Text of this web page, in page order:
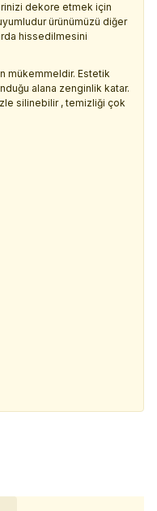
dekore etmek için
ürünümüzü diğer
hissedilmesini
mükemmeldir. Estetik
alana zenginlik katar.
silinebilir , temizliği çok